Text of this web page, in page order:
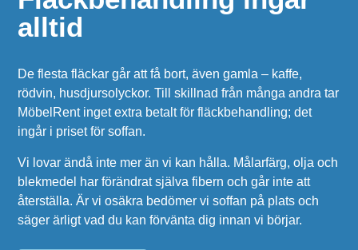
alltid
De flesta fläckar går att få bort, även gamla – kaffe,
rödvin, husdjursolyckor. Till skillnad från många andra tar
MöbelRent inget extra betalt för fläckbehandling; det
ingår i priset för soffan.
Vi lovar ändå inte mer än vi kan hålla. Målarfärg, olja och
blekmedel har förändrat själva fibern och går inte att
återställa. Är vi osäkra bedömer vi soffan på plats och
säger ärligt vad du kan förvänta dig innan vi börjar.